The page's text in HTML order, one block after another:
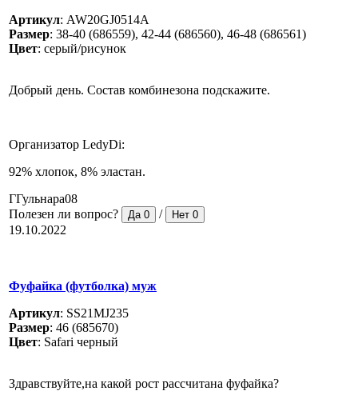
Артикул: AW20GJ0514A
Размер: 38-40 (686559), 42-44 (686560), 46-48 (686561)
Цвет: серый/рисунок
Добрый день. Состав комбинезона подскажите.
Организатор LedyDi:
92% хлопок, 8% эластан.
ГГульнара08
Полезен ли вопрос?
Да 0 / Нет 0
19.10.2022
Фуфайка (футболка) муж
Артикул: SS21MJ235
Размер: 46 (685670)
Цвет: Safari черный
Здравствуйте,на какой рост рассчитана фуфайка?